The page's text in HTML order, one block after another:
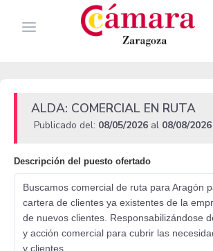
ALDA: COMERCIAL EN RUTA
Publicado del: 08/05/2026 al 08/08/2026
Descripción del puesto ofertado
Buscamos comercial de ruta para Aragón
cartera de clientes ya existentes de la
de nuevos clientes. Responsabilizándose
y acción comercial para cubrir las
y clientes.